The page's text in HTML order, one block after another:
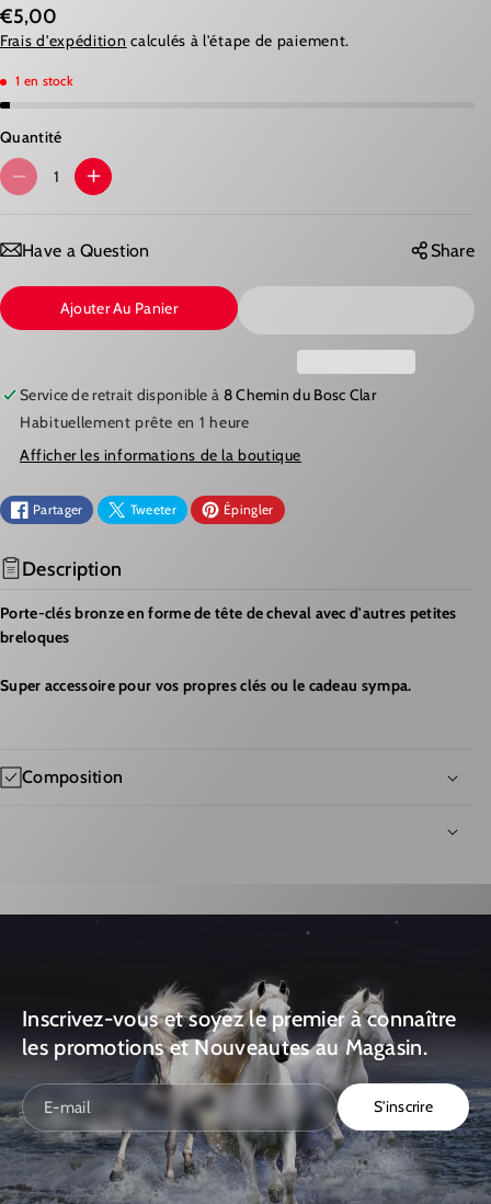
€5,00
Frais d'expédition calculés à l'étape de paiement.
1 en stock
Quantité
R
D
U
L
A
Q
U
A
N
I
T
É
P
S
T
T
E
C
A
G
M
E
E
R
L
A
Q
U
N
I
D
T
L
E
S
E
T
Have a Question Share
Ajouter Au Panier
Service de retrait disponible à 8 Chemin du Bosc Clar
Habituellement prête en 1 heure
Afficher les informations de la boutique
Partager Tweeter Épingler
Description
Porte-clés bronze en forme de tête de cheval avec d'autres petites
breloques
Super accessoire pour vos propres clés ou le cadeau sympa.
Composition
Inscrivez-vous et soyez le premier à connaître
les promotions et Nouveautes au Magasin.
E-mail S'inscrire